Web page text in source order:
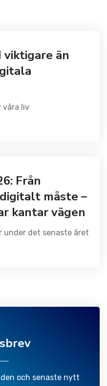
viktigare än
våra liv
Från
måste –
kantar vägen
under det senaste året
och senaste nytt